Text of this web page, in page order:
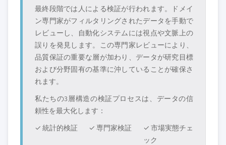
最終段階では人による検証が行われます。ドメイ
ン専門家がフィルタリングされたデータを手動で
レビューし、自動化システムには視点や文脈上の
誤りを発見します。この専門家レビューにより、
品質保証の重要な層が加わり、データが研究目標
および分野固有の基準に沖していることが確保さ
れます。
私たちの3層構造の検証プロセスは、データの信
頼性を最大化します：
✓ 統計的検証
✓ 専門家検証
✓ 市場実態チェ
ック